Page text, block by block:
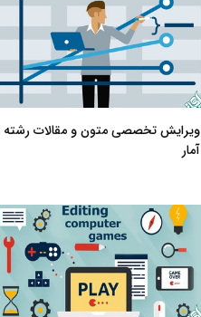
ویرایش تخصصی متون و مقالات رشته
آمار